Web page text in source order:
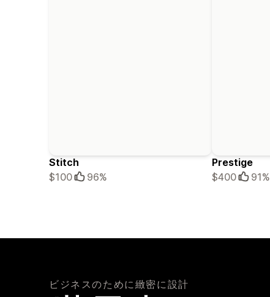
Stitch
$100
96%
Prestige
$400
91%
ビジネスのために緻密に設計